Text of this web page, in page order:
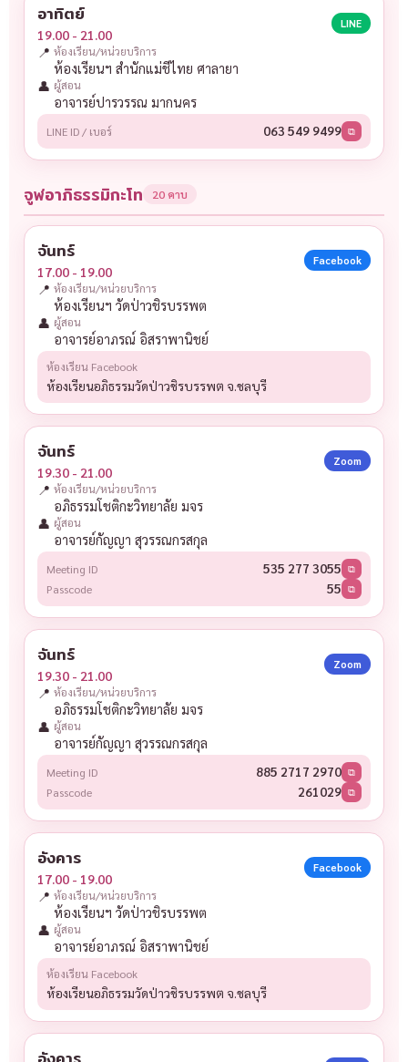
อาทิตย์
19.00 - 21.00
LINE
📍 ห้องเรียน/หน่วยบริการ
ห้องเรียนฯ สำนักแม่ชีไทย ศาลายา
👤 ผู้สอน
อาจารย์ปารวรรณ มากนคร
LINE ID / เบอร์ 063 549 9499 ⧉
จูฬอาภิธรรมิกะโท 20 คาบ
จันทร์
17.00 - 19.00
Facebook
📍 ห้องเรียน/หน่วยบริการ
ห้องเรียนฯ วัดป่าวชิรบรรพต
👤 ผู้สอน
อาจารย์อาภรณ์ อิสราพานิชย์
ห้องเรียน Facebook
ห้องเรียนอภิธรรมวัดป่าวชิรบรรพต จ.ชลบุรี
จันทร์
19.30 - 21.00
Zoom
📍 ห้องเรียน/หน่วยบริการ
อภิธรรมโชติกะวิทยาลัย มจร
👤 ผู้สอน
อาจารย์กัญญา สุวรรณกรสกุล
Meeting ID 535 277 3055 ⧉
Passcode 55 ⧉
จันทร์
19.30 - 21.00
Zoom
📍 ห้องเรียน/หน่วยบริการ
อภิธรรมโชติกะวิทยาลัย มจร
👤 ผู้สอน
อาจารย์กัญญา สุวรรณกรสกุล
Meeting ID 885 2717 2970 ⧉
Passcode 261029 ⧉
อังคาร
17.00 - 19.00
Facebook
📍 ห้องเรียน/หน่วยบริการ
ห้องเรียนฯ วัดป่าวชิรบรรพต
👤 ผู้สอน
อาจารย์อาภรณ์ อิสราพานิชย์
ห้องเรียน Facebook
ห้องเรียนอภิธรรมวัดป่าวชิรบรรพต จ.ชลบุรี